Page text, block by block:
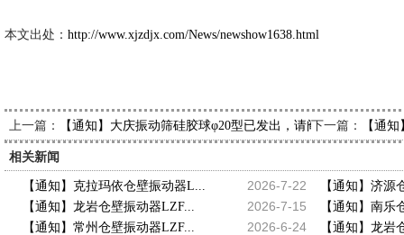
本文出处： http://www.xjzdjx.com/News/newshow1638.html
上一篇： 【通知】大庆振动筛硅胶球φ20型已发出，请阎经理注意查收
下一篇： 【通
相关新闻
2026-7-22
【通知】克拉玛依仓壁振动器L... 【通知】济源
2026-7-15
【通知】龙岩仓壁振动器LZF... 【通知】南乐
2026-6-24
【通知】常州仓壁振动器LZF... 【通知】龙岩